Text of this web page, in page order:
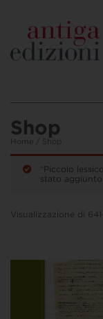
Shop
Home / Shop
“Piccolo
stato
Visualizzazione di